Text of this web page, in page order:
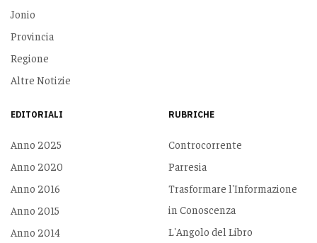
Jonio
Provincia
Regione
Altre Notizie
EDITORIALI
Anno 2025
Anno 2020
Anno 2016
Anno 2015
Anno 2014
RUBRICHE
Controcorrente
Parresia
Trasformare l'Informazione
in Conoscenza
L'Angolo del Libro